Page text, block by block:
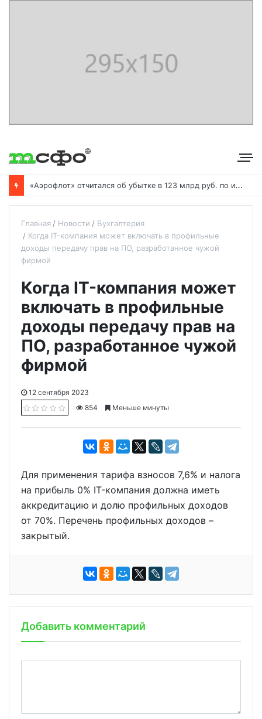
«
Аэрофлот» отчитался об убытке в 123 млрд руб. по итогам года пандемии
Главная Новости
Бухгалтерия
Когда IT-компания может включать в профильные
доходы передачу прав на ПО, разработанное чужой
фирмой
Когда IT-компания может
включать в профильные
доходы передачу прав на
ПО, разработанное чужой
фирмой
12 сентября 2023
854
Меньше минуты
Для применения тарифа взносов 7,6% и налога
на прибыль 0% IT-компания должна иметь
аккредитацию и долю профильных доходов
от 70%. Перечень профильных доходов –
закрытый.
Добавить комментарий